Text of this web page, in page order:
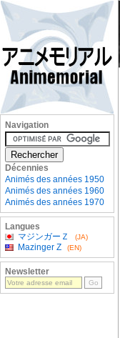
Navigation
Décennies
Animés des années 1950
Animés des années 1960
Animés des années 1970
Langues
マジンガーＺ
(JA)
Mazinger Z (EN)
Newsletter